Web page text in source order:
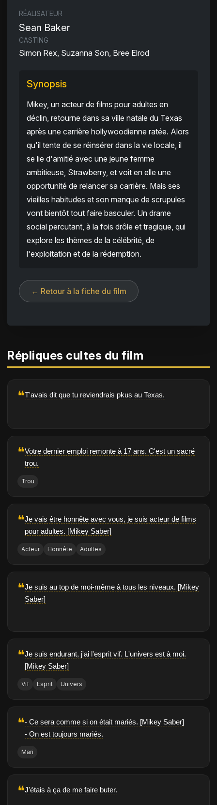
RÉALISATEUR
Sean Baker
CASTING
Simon Rex, Suzanna Son, Bree Elrod
Synopsis
Mikey, un acteur de films pour adultes en
déclin, retourne dans sa ville natale du Texas
après une carrière hollywoodienne ratée. Alors
qu'il tente de se réinsérer dans la vie locale, il
se lie d'amitié avec une jeune femme
ambitieuse, Strawberry, et voit en elle une
opportunité de relancer sa carrière. Mais ses
vieilles habitudes et son manque de scrupules
vont bientôt tout faire basculer. Un drame
social percutant, à la fois drôle et tragique, qui
explore les thèmes de la célébrité, de
l'exploitation et de la rédemption.
← Retour à la fiche du film
Répliques cultes du film
❝T'avais dit que tu reviendrais pkus au Texas.
❝Votre dernier emploi remonte à 17 ans. C'est un sacré
trou.
Trou
❝Je vais être honnête avec vous, je suis acteur de films
pour adultes. [Mikey Saber]
Acteur Honnête Adultes
❝Je suis au top de moi-même à tous les niveaux. [Mikey
Saber]
❝Je suis endurant, j'ai l'esprit vif. L'univers est à moi.
[Mikey Saber]
Vif Esprit Univers
❝- Ce sera comme si on était mariés. [Mikey Saber]
- On est toujours mariés.
Mari
❝J'étais à ça de me faire buter.